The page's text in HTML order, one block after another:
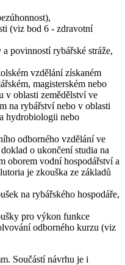
(viz bod 6 - zdravotní
povinností rybářské stráže,
vzdělání získaném
magisterském nebo
v oblasti zemědělství ve
na rybářství nebo v oblasti
hydrobiologii nebo
odborného vzdělání ve
o ukončení studia na
oborem vodní hospodářství a
je zkouška ze základů
na rybářského hospodáře,
pro výkon funkce
odborného kurzu (viz
Součástí návrhu je i